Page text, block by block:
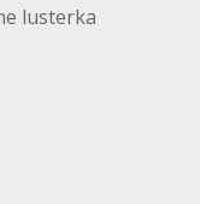
lusterka